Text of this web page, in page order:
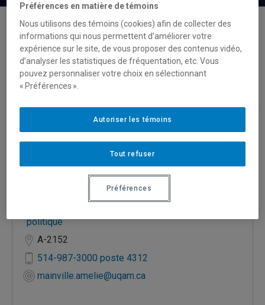
Amélie Mainville
Bibliothécaire —Données statistiques
Marketing,Publications
politique
A-2152
514-987-3000 poste 4312
mainville.amelie@uqam.ca
Préférences en matière de témoins
Nous utilisons des témoins (cookies) afin de collecter des
informations qui nous permettent d’améliorer votre
expérience sur le site, de vous proposer des contenus vidéo,
d’analyser les statistiques de fréquentation, etc. Vous
pouvez personnaliser votre choix en sélectionnant
« Préférences ».
Tout refuser
Autoriser les témoins
Préférences